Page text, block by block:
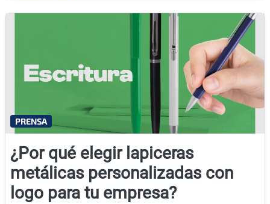
¿Por qué elegir lapiceras
metálicas personalizadas con
logo para tu empresa?
PRENSA